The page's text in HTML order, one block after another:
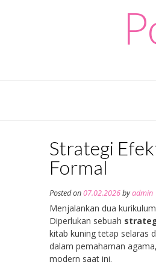
Strategi
Formal
Posted on07.02.2026byadmin
Menjalankan dua
Diperlukan sebuah
kitab kuning tetap selaras
dalam pemahaman
modern saat ini.